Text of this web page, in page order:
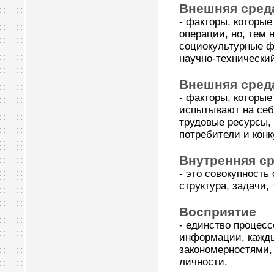
Внешняя
- факторы, которые
операции, но, тем
социокультурные
научно-
Внешняя
- факторы,
испытывают на
трудовые ресурсы,
потребители и
Внутренняя
- это
структура,
Восприятие
- единство
информации,
личности.